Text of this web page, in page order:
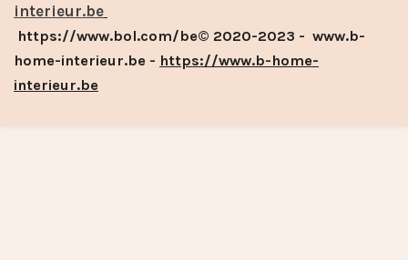
interieur.be
https://www.bol.com/be© 2020-2023 - www.b-
home-interieur.be - https://www.b-home-
interieur.be